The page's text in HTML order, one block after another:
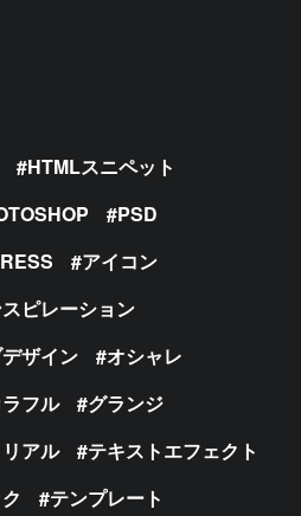
HTMLスニペット
PSD
アイコン
ピレーション
ザイン
オシャレ
フル
グランジ
アル
テキストエフェクト
テンプレート